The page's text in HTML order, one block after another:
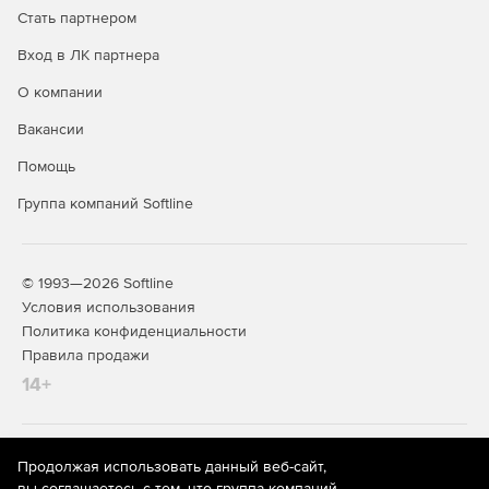
Стать партнером
Вход в ЛК партнера
О компании
Вакансии
Помощь
Группа компаний Softline
© 1993—2026 Softline
Условия использования
Политика конфиденциальности
Правила продажи
14+
На информационном ресурсе store.softline.ru применяются
рекомендательные технологии
(информационные технологии
Продолжая использовать данный веб-сайт,